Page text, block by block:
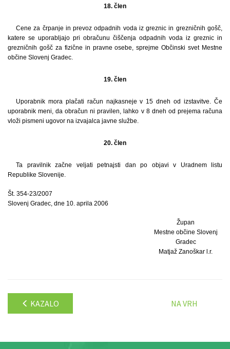
18. člen
Cene za črpanje in prevoz odpadnih voda iz greznic in grezničnih gošč,
katere se uporabljajo pri obračunu čiščenja odpadnih voda iz greznic in
grezničnih gošč za fizične in pravne osebe, sprejme Občinski svet Mestne
občine Slovenj Gradec.
19. člen
Uporabnik mora plačati račun najkasneje v 15 dneh od izstavitve. Če
uporabnik meni, da obračun ni pravilen, lahko v 8 dneh od prejema računa
vloži pismeni ugovor na izvajalca javne službe.
20. člen
Ta pravilnik začne veljati petnajsti dan po objavi v Uradnem listu
Republike Slovenije.
Št. 354-23/2007
Slovenj Gradec, dne 10. aprila 2006
Župan
Mestne občine Slovenj
Gradec
Matjaž Zanoškar l.r.
KAZALO NA VRH